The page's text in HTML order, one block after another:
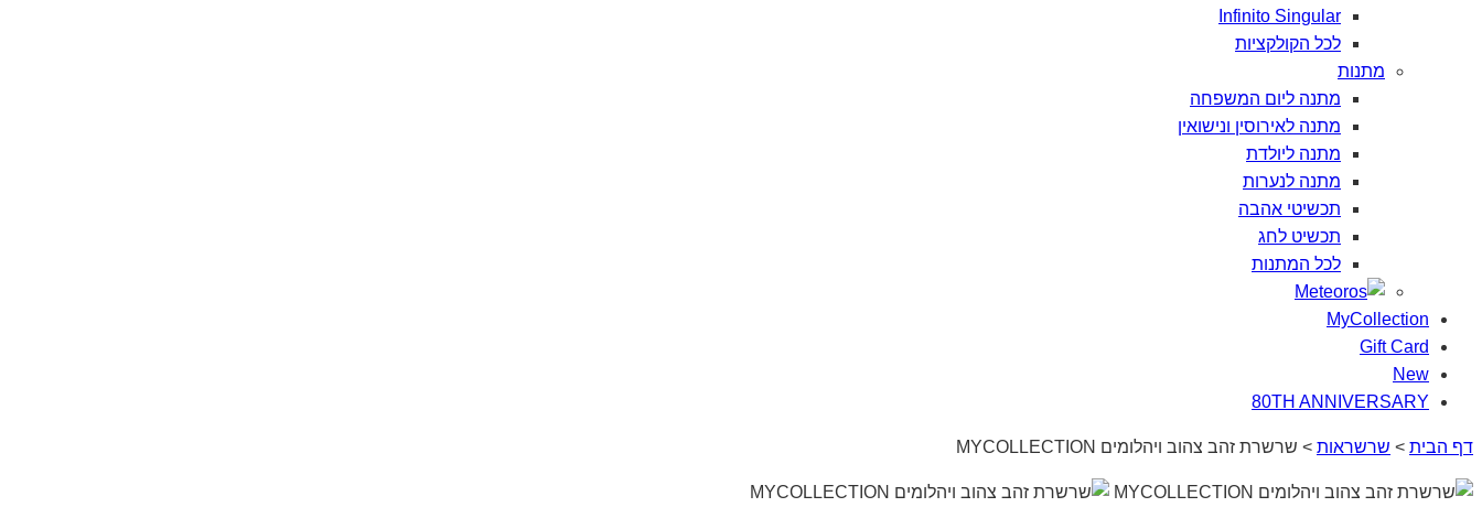
Infinito Singular
לכל הקולקציות
מתנות
מתנה ליום המשפחה
מתנה לאירוסין ונישואין
מתנה ליולדת
מתנה לנערות
תכשיטי אהבה
תכשיט לחג
לכל המתנות
MyCollection
Gift Card
New
80TH ANNIVERSARY
דף הבית > שרשראות > שרשרת זהב צהוב ויהלומים MYCOLLECTION